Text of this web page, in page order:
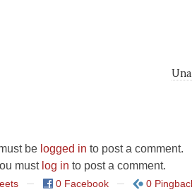
be logged in to post a comment.
must log in to post a comment.
0 Facebook 0